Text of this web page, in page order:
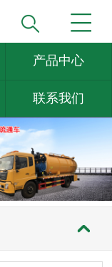
产品中心
联系我们